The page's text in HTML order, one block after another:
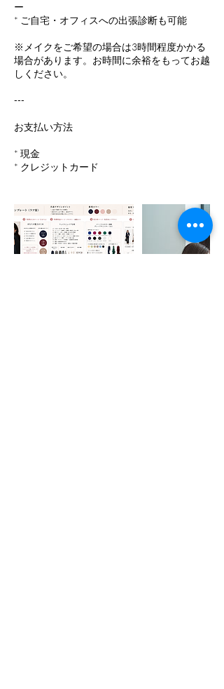
ー
* ご自宅・オフィスへの出張診断も可能
※メイクをご希望の場合は3時間程度かかる
場合があります。お時間に余裕をもってお越
しください。
---
お支払い方法
* 現金